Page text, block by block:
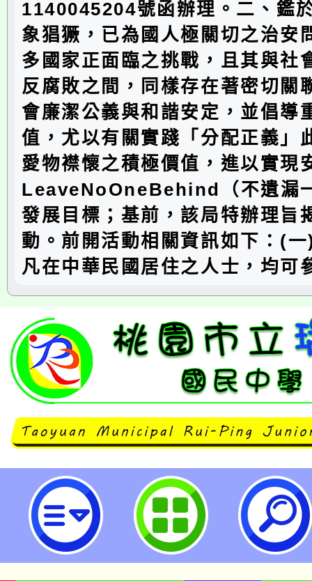
1140045204號函辦理。二、鑑
象猖獗，已為國人極關切之治安
多國家正面臨之挑戰，且其與社
反腐敗之間，同樣存在著密切關
會廉潔公義與和諧安定，並倡導
值，尤以有關實踐「分配正義」
愛物襟懷之積極價值，進以實現
LeaveNoOneBehind（不遺漏
發展目標；基前，該局特辦理旨
動。前開活動相關資訊如下：(
凡在中華民國居住之人士，均可
函轉教育部國民及學前教育署有關
局辦理「『毛警官緝拿腐敗三頭犬
有獎徵答活動」-桃園市立瑞坪國民